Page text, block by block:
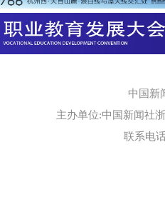
中国新
主办单位:中国新闻社
联系电